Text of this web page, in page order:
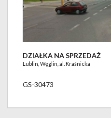
DZIAŁKA NA SPRZEDAŻ
Lublin, Węglin, al. Kraśnicka
GS-30473